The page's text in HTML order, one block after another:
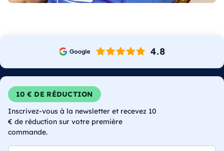
10 € DE RÉDUCTION
Inscrivez-vous à la newsletter et recevez 10
€ de réduction sur votre première
commande.
E-mail